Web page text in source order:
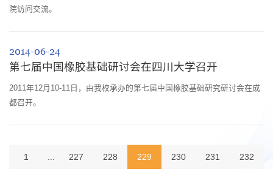
院访问交流。
2014-06-24
第七届中国橡胶基础研讨会在四川大学召开
2011年12月10-11日，由我校承办的第七届中国橡胶基础研究研讨会在成
都召开。
1 ... 227 228 229 230 231 232